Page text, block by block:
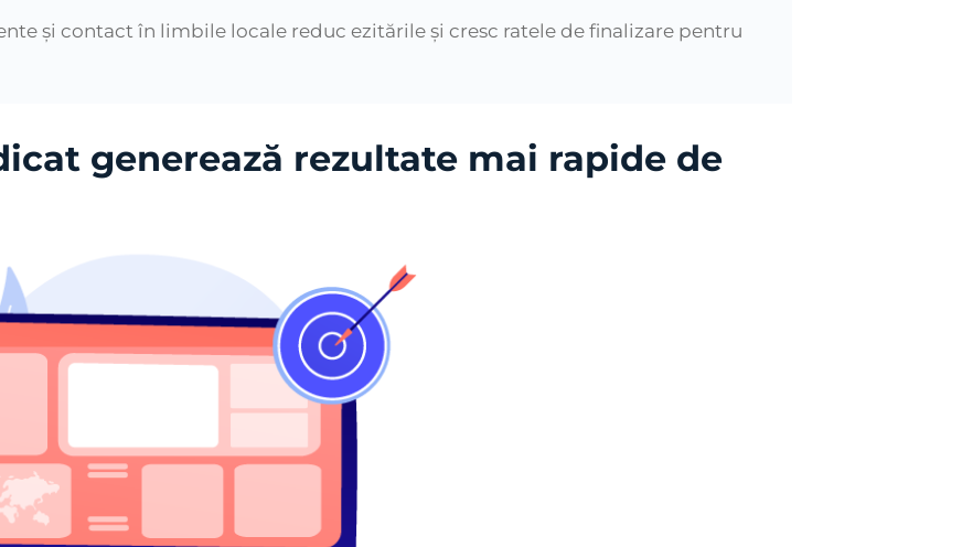
și contact în limbile locale reduc ezitările și cresc ratele de finalizare pentru
generează rezultate mai rapide de